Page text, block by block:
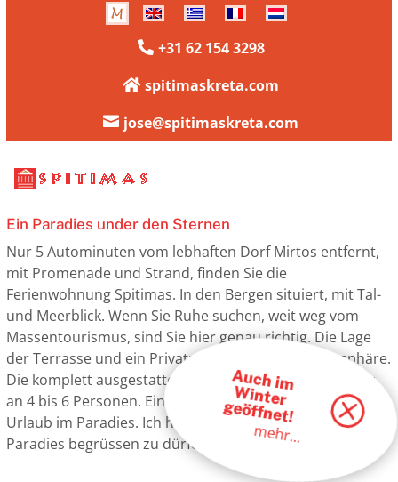
 +31 62 154 3298
 spitimaskreta.com
 jose@spitimaskreta.com
Ein Paradies under den Sternen
Nur 5 Autominuten vom lebhaften Dorf Mirtos entfernt,
mit Promenade und Strand, finden Sie die
Ferienwohnung Spitimas. In den Bergen situiert, mit Tal-
und Meerblick. Wenn Sie Ruhe suchen, weit weg vom
Massentourismus, sind Sie hier genau richtig. Die Lage
der Terrasse und ein Privatpool bringen Sie Privatsphäre.
Die komplett ausgestattete Ferienwohnung bietet Platz
an 4 bis 6 Personen. Ein Aufenthalt in Spitimas ist wie ein
Urlaub im Paradies. Ich hoffe von Herzen Sie in diesem
Paradies begrüssen zu dürfen.
A
uch im
W
inter
geöffnet!
mehr...